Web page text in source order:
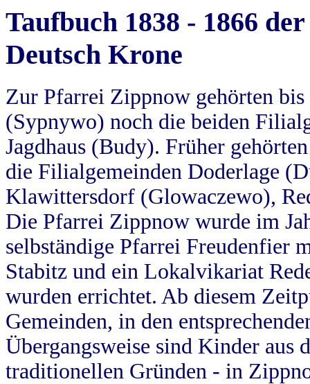
Taufbuch 1838 - 1866
Deutsch Krone
Zur Pfarrei Zippnow gehörten
(Sypnywo) noch die beiden
Jagdhaus (Budy). Früher
die Filialgemeinden Doderlage
Klawittersdorf (Glowaczewo),
Die Pfarrei Zippnow wurde im
selbständige Pfarrei Freudenfier
Stabitz und ein Lokalvikariat
wurden errichtet. Ab diesem
Gemeinden, in den
Übergangsweise sind Kinder aus
traditionellen Gründen - in